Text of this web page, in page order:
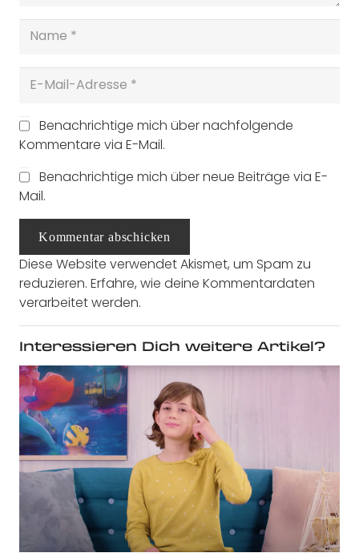
Benachrichtige mich über nachfolgende
Kommentare via E-Mail.
Benachrichtige mich über neue Beiträge via E-
Mail.
Kommentar abschicken
Diese Website verwendet Akismet, um Spam zu
reduzieren. Erfahre, wie deine Kommentardaten
verarbeitet werden.
Interessieren Dich weitere Artikel?